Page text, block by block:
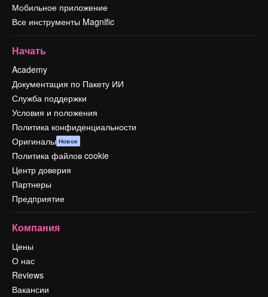
Мобильное приложение
Все инструменты Magnific
Начать
Academy
Документация по Пакету ИИ
Служба поддержки
Условия и положения
Политика конфиденциальности
Оригиналы Новое
Политика файлов cookie
Центр доверия
Партнеры
Предприятие
Компания
Цены
О нас
Reviews
Вакансии